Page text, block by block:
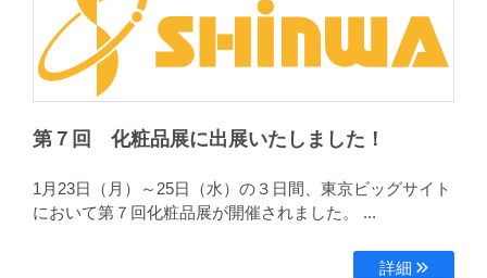
第７回 化粧品展に出展いたしました！
1月23日（月）～25日（水）の３日間、東京ビッグサイト
において第７回化粧品展が開催されました。 ...
詳細